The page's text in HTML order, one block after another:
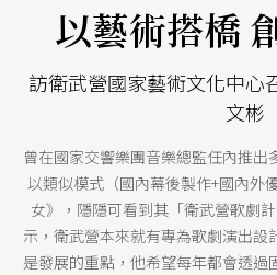
以藝術搭橋
訪衛武營國家藝術文化中心
文彬
曾在國家交響樂團音樂總監任內推出
以類似模式（國內幕後製作+國內外
女》，隱隱可看到其「衛武營歌劇
示，衛武營本來就有專為歌劇演出設
是發展的重點，他希望每年都會透過